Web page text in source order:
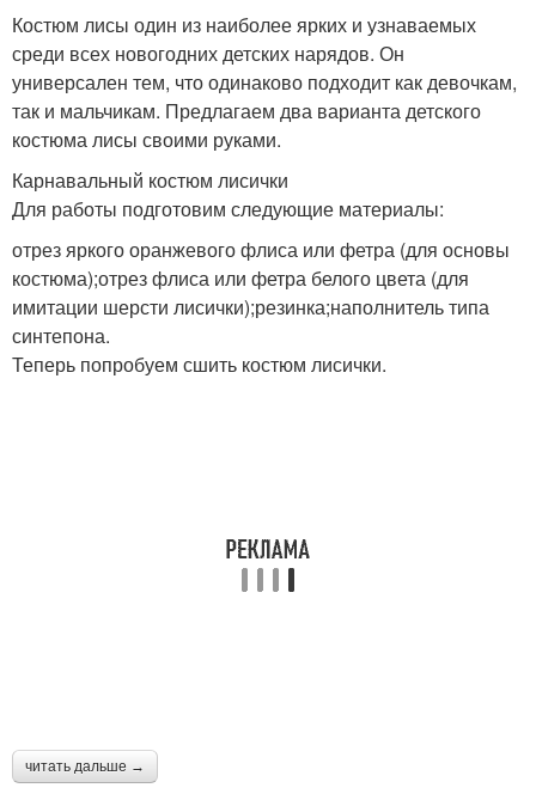
Костюм лисы один из наиболее ярких и узнаваемых
среди всех новогодних детских нарядов. Он
универсален тем, что одинаково подходит как девочкам,
так и мальчикам. Предлагаем два варианта детского
костюма лисы своими руками.
Карнавальный костюм лисички
Для работы подготовим следующие материалы:
отрез яркого оранжевого флиса или фетра (для основы
костюма);отрез флиса или фетра белого цвета (для
имитации шерсти лисички);резинка;наполнитель типа
синтепона.
Теперь попробуем сшить костюм лисички.
читать дальше →